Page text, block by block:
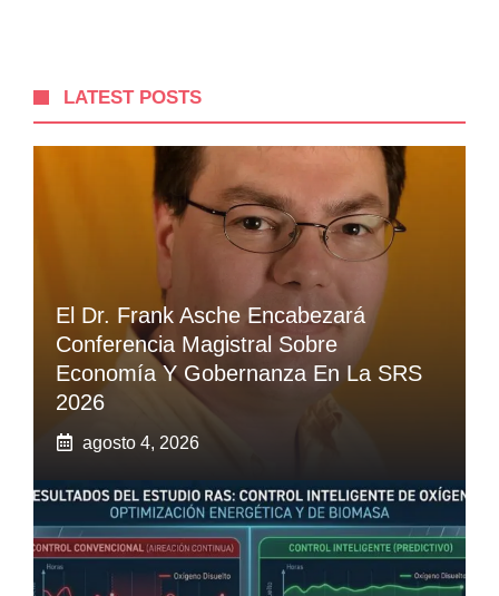
LATEST POSTS
El Dr. Frank Asche Encabezará
Conferencia Magistral Sobre
Economía Y Gobernanza En La SRS
2026
agosto 4, 2026